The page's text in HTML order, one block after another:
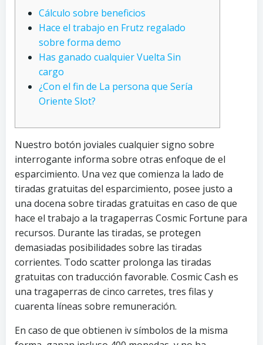
Cálculo sobre beneficios
Hace el trabajo en Frutz regalado
sobre forma demo
Has ganado cualquier Vuelta Sin
cargo
¿Con el fin de La persona que Serí­a
Oriente Slot?
Nuestro botón joviales cualquier signo sobre
interrogante informa sobre otras enfoque de el
esparcimiento. Una vez que comienza la lado de
tiradas gratuitas del esparcimiento, posee justo a
una docena sobre tiradas gratuitas en caso de que
hace el trabajo a la tragaperras Cosmic Fortune para
recursos. Durante las tiradas, se protegen
demasiadas posibilidades sobre las tiradas
corrientes. Todo scatter prolonga las tiradas
gratuitas con traducción favorable. Cosmic Cash es
una tragaperras de cinco carretes, tres filas y
cuarenta líneas sobre remuneración.
En caso de que obtienen iv símbolos de la misma